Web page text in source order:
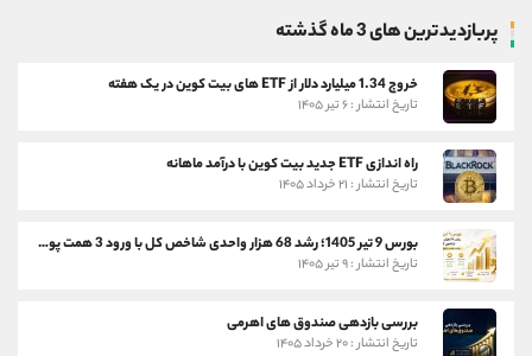
پربازدیدترین های 3 ماه گذشته
خروج 1.34 میلیارد دلار از ETF های بیت کوین در یک هفته
تاریخ انتشار : ۶ تیر ۱۴۰۵
راه اندازی ETF جدید بیت کوین با درآمد ماهانه
تاریخ انتشار : ۲۱ خرداد ۱۴۰۵
بورس 9 تیر 1405؛ رشد 68 هزار واحدی شاخص کل با ورود 3 همت پول حقیقی
تاریخ انتشار : ۹ تیر ۱۴۰۵
بررسی بازدهی صندوق های اهرمی
تاریخ انتشار : ۲۰ خرداد ۱۴۰۵